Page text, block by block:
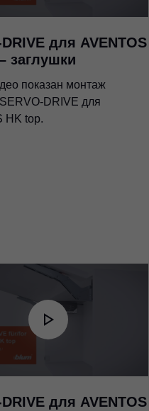
для AVENTOS
заглушки
показан монтаж
DRIVE для
HK top.
для AVENTOS